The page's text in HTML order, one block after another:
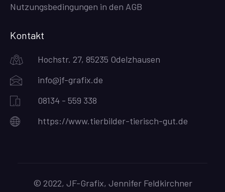
Nutzungsbedingungen in den AGB
Kontakt
Hochstr. 27, 85235 Odelzhausen
info@jf-grafix.de
08134 - 559 338
https://www.tierbilder-tierisch-gut.de
© 2022, JF-Grafix, Jennifer Feldkirchner